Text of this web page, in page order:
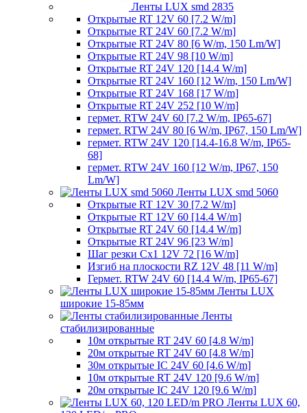
Ленты LUX smd 2835
Открытые RT 12V 60 [7.2 W/m]
Открытые RT 24V 60 [7.2 W/m]
Открытые RT 24V 80 [6 W/m, 150 Lm/W]
Открытые RT 24V 98 [10 W/m]
Открытые RT 24V 120 [14.4 W/m]
Открытые RT 24V 160 [12 W/m, 150 Lm/W]
Открытые RT 24V 168 [17 W/m]
Открытые RT 24V 252 [10 W/m]
гермет. RTW 24V 60 [7.2 W/m, IP65-67]
гермет. RTW 24V 80 [6 W/m, IP67, 150 Lm/W]
гермет. RTW 24V 120 [14.4-16.8 W/m, IP65-
68]
гермет. RTW 24V 160 [12 W/m, IP67, 150
Lm/W]
Ленты LUX smd 5060
Открытые RT 12V 30 [7.2 W/m]
Открытые RT 12V 60 [14.4 W/m]
Открытые RT 24V 60 [14.4 W/m]
Открытые RT 24V 96 [23 W/m]
Шаг резки Cx1 12V 72 [16 W/m]
Изгиб на плоскости RZ 12V 48 [11 W/m]
Гермет. RTW 24V 60 [14.4 W/m, IP65-67]
Ленты LUX
широкие 15-85мм
Ленты
стабилизированные
10м открытые RT 24V 60 [4.8 W/m]
20м открытые RT 24V 60 [4.8 W/m]
30м открытые IC 24V 60 [4.6 W/m]
10м открытые RT 24V 120 [9.6 W/m]
20м открытые IC 24V 120 [9.6 W/m]
Ленты LUX 60,